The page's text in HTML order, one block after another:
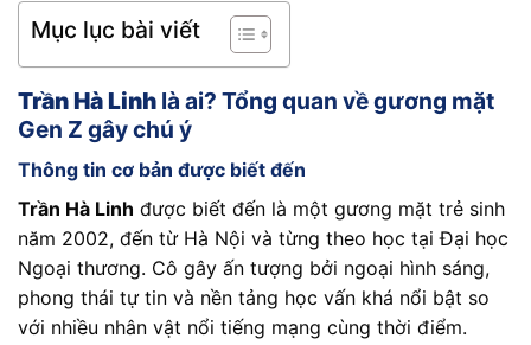
Mục lục bài viết
Trần Hà Linh là ai? Tổng quan về gương mặt
Gen Z gây chú ý
Thông tin cơ bản được biết đến
Trần Hà Linh được biết đến là một gương mặt trẻ sinh
năm 2002, đến từ Hà Nội và từng theo học tại Đại học
Ngoại thương. Cô gây ấn tượng bởi ngoại hình sáng,
phong thái tự tin và nền tảng học vấn khá nổi bật so
với nhiều nhân vật nổi tiếng mạng cùng thời điểm.